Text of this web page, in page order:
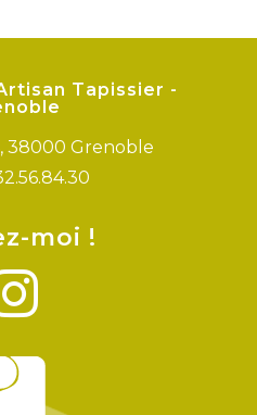
Tapissier -
38000 Grenoble
moi !